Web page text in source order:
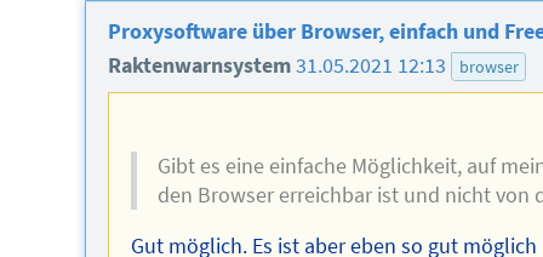
Proxysoftware über Browser, einfach und
Raktenwarnsystem31.05.2021 12:13 browser
Gibt es eine einfache Möglichkeit, auf
den Browser erreichbar ist und nicht von
Gut möglich. Es ist aber eben so gut